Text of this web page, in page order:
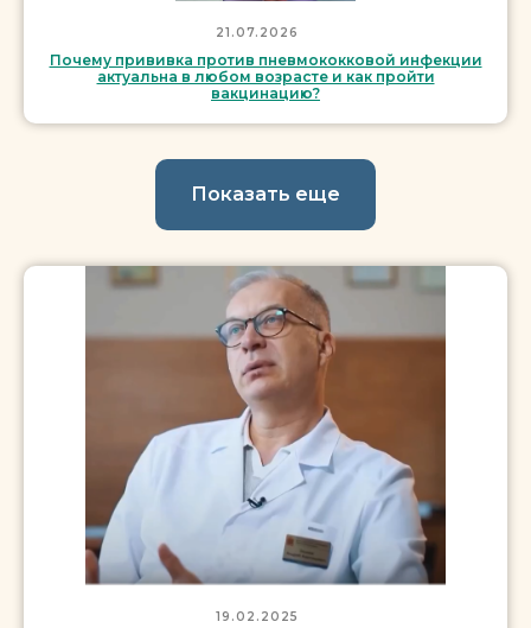
21.07.2026
Почему прививка против пневмококковой инфекции
актуальна в любом возрасте и как пройти
вакцинацию?
Показать еще
19.02.2025